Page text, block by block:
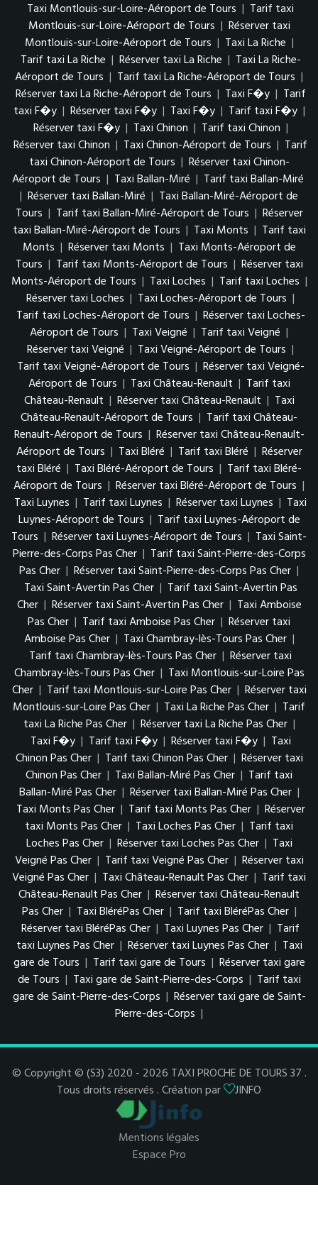
Taxi Montlouis-sur-Loire-Aéroport de Tours | Tarif taxi
Montlouis-sur-Loire-Aéroport de Tours | Réserver taxi
Montlouis-sur-Loire-Aéroport de Tours | Taxi La Riche |
Tarif taxi La Riche | Réserver taxi La Riche | Taxi La Riche-
Aéroport de Tours | Tarif taxi La Riche-Aéroport de Tours |
Réserver taxi La Riche-Aéroport de Tours | Taxi F�y | Tarif
taxi F�y | Réserver taxi F�y | Taxi F�y | Tarif taxi F�y |
Réserver taxi F�y | Taxi Chinon | Tarif taxi Chinon |
Réserver taxi Chinon | Taxi Chinon-Aéroport de Tours | Tarif
taxi Chinon-Aéroport de Tours | Réserver taxi Chinon-
Aéroport de Tours | Taxi Ballan-Miré | Tarif taxi Ballan-Miré
| Réserver taxi Ballan-Miré | Taxi Ballan-Miré-Aéroport de
Tours | Tarif taxi Ballan-Miré-Aéroport de Tours | Réserver
taxi Ballan-Miré-Aéroport de Tours | Taxi Monts | Tarif taxi
Monts | Réserver taxi Monts | Taxi Monts-Aéroport de
Tours | Tarif taxi Monts-Aéroport de Tours | Réserver taxi
Monts-Aéroport de Tours | Taxi Loches | Tarif taxi Loches |
Réserver taxi Loches | Taxi Loches-Aéroport de Tours |
Tarif taxi Loches-Aéroport de Tours | Réserver taxi Loches-
Aéroport de Tours | Taxi Veigné | Tarif taxi Veigné |
Réserver taxi Veigné | Taxi Veigné-Aéroport de Tours |
Tarif taxi Veigné-Aéroport de Tours | Réserver taxi Veigné-
Aéroport de Tours | Taxi Château-Renault | Tarif taxi
Château-Renault | Réserver taxi Château-Renault | Taxi
Château-Renault-Aéroport de Tours | Tarif taxi Château-
Renault-Aéroport de Tours | Réserver taxi Château-Renault-
Aéroport de Tours | Taxi Bléré | Tarif taxi Bléré | Réserver
taxi Bléré | Taxi Bléré-Aéroport de Tours | Tarif taxi Bléré-
Aéroport de Tours | Réserver taxi Bléré-Aéroport de Tours |
Taxi Luynes | Tarif taxi Luynes | Réserver taxi Luynes | Taxi
Luynes-Aéroport de Tours | Tarif taxi Luynes-Aéroport de
Tours | Réserver taxi Luynes-Aéroport de Tours | Taxi Saint-
Pierre-des-Corps Pas Cher | Tarif taxi Saint-Pierre-des-Corps
Pas Cher | Réserver taxi Saint-Pierre-des-Corps Pas Cher |
Taxi Saint-Avertin Pas Cher | Tarif taxi Saint-Avertin Pas
Cher | Réserver taxi Saint-Avertin Pas Cher | Taxi Amboise
Pas Cher | Tarif taxi Amboise Pas Cher | Réserver taxi
Amboise Pas Cher | Taxi Chambray-lès-Tours Pas Cher |
Tarif taxi Chambray-lès-Tours Pas Cher | Réserver taxi
Chambray-lès-Tours Pas Cher | Taxi Montlouis-sur-Loire Pas
Cher | Tarif taxi Montlouis-sur-Loire Pas Cher | Réserver taxi
Montlouis-sur-Loire Pas Cher | Taxi La Riche Pas Cher | Tarif
taxi La Riche Pas Cher | Réserver taxi La Riche Pas Cher |
Taxi F�y | Tarif taxi F�y | Réserver taxi F�y | Taxi
Chinon Pas Cher | Tarif taxi Chinon Pas Cher | Réserver taxi
Chinon Pas Cher | Taxi Ballan-Miré Pas Cher | Tarif taxi
Ballan-Miré Pas Cher | Réserver taxi Ballan-Miré Pas Cher |
Taxi Monts Pas Cher | Tarif taxi Monts Pas Cher | Réserver
taxi Monts Pas Cher | Taxi Loches Pas Cher | Tarif taxi
Loches Pas Cher | Réserver taxi Loches Pas Cher | Taxi
Veigné Pas Cher | Tarif taxi Veigné Pas Cher | Réserver taxi
Veigné Pas Cher | Taxi Château-Renault Pas Cher | Tarif taxi
Château-Renault Pas Cher | Réserver taxi Château-Renault
Pas Cher | Taxi BléréPas Cher | Tarif taxi BléréPas Cher |
Réserver taxi BléréPas Cher | Taxi Luynes Pas Cher | Tarif
taxi Luynes Pas Cher | Réserver taxi Luynes Pas Cher | Taxi
gare de Tours | Tarif taxi gare de Tours | Réserver taxi gare
de Tours | Taxi gare de Saint-Pierre-des-Corps | Tarif taxi
gare de Saint-Pierre-des-Corps | Réserver taxi gare de Saint-
Pierre-des-Corps |
© Copyright © (S3) 2020 - 2026 TAXI PROCHE DE TOURS 37 .
Tous droits réservés . Création par
JINFO
Mentions légales
Espace Pro